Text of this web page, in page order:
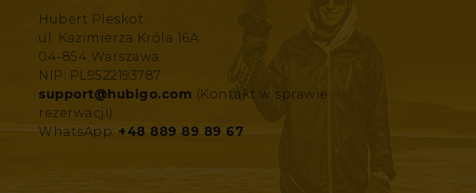
Hubert Pleskot
ul. Kazimierza Króla 16A
04-854 Warszawa
NIP: PL9522193787
support@hubigo.com (Kontakt w sprawie
rezerwacji)
WhatsApp: +48 889 89 89 67